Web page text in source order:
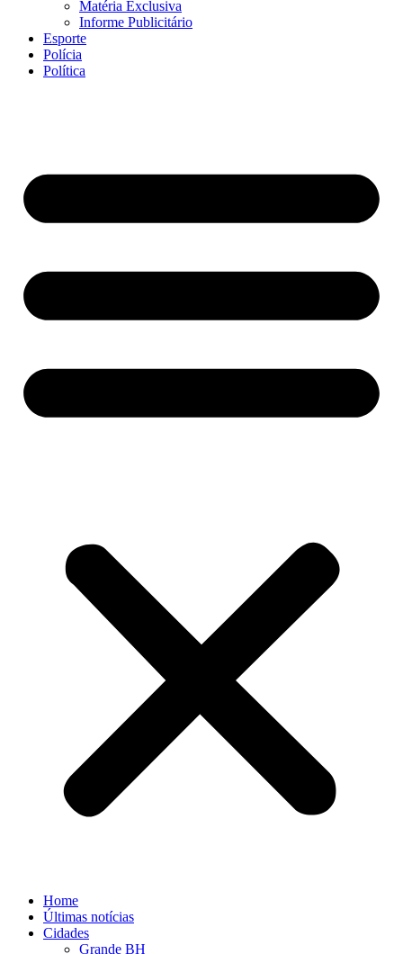
Matéria Exclusiva
Informe Publicitário
Esporte
Polícia
Política
Home
Últimas notícias
Cidades
Grande BH